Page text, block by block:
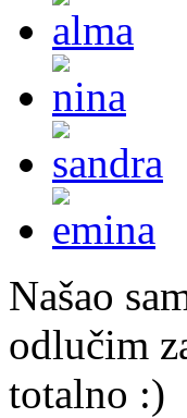
Našao
odlučim
totalno :)